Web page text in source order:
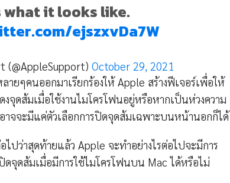
what it looks like.
ejszxvDa7W
(@AppleSupport)October 29, 2021
ยๆคนออกมาเรียกร้องให้ Apple สร้างฟีเจอร์เพื่อให้
งจุดส้มเมื่อใช้งานไมโครโฟนอยู่หรือหากเป็นห่วงความ
าจจะมีแค่ตัวเลือกการปิดจุดส้มเฉพาะบนหน้านอกก็ได้
ไปว่าสุดท้ายแล้ว Apple จะทำอย่างไรต่อไปจะมีการ
ดจุดส้มเมื่อมีการใช้ไมโครโฟนบน Mac ได้หรือไม่